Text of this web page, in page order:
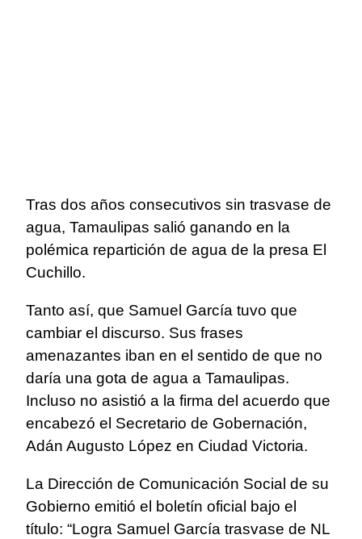
Tras dos años consecutivos sin trasvase de
agua, Tamaulipas salió ganando en la
polémica repartición de agua de la presa El
Cuchillo.
Tanto así, que Samuel García tuvo que
cambiar el discurso. Sus frases
amenazantes iban en el sentido de que no
daría una gota de agua a Tamaulipas.
Incluso no asistió a la firma del acuerdo que
encabezó el Secretario de Gobernación,
Adán Augusto López en Ciudad Victoria.
La Dirección de Comunicación Social de su
Gobierno emitió el boletín oficial bajo el
título: “Logra Samuel García trasvase de NL